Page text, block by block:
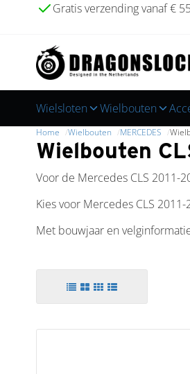
Gratis verzending vanaf €
Wielsloten Wielbouten
Home Wielbouten MERCEDES
Wielbouten
Voor de Mercedes CLS 2011-
Kies voor Mercedes CLS
Met bouwjaar en